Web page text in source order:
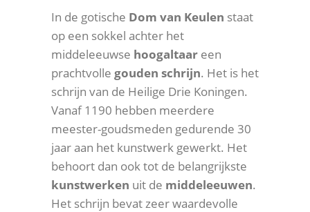
In de gotische Dom van Keulen staat
op een sokkel achter het
middeleeuwse hoogaltaar een
prachtvolle gouden schrijn. Het is het
schrijn van de Heilige Drie Koningen.
Vanaf 1190 hebben meerdere
meester-goudsmeden gedurende 30
jaar aan het kunstwerk gewerkt. Het
behoort dan ook tot de belangrijkste
kunstwerken uit de middeleeuwen.
Het schrijn bevat zeer waardevolle